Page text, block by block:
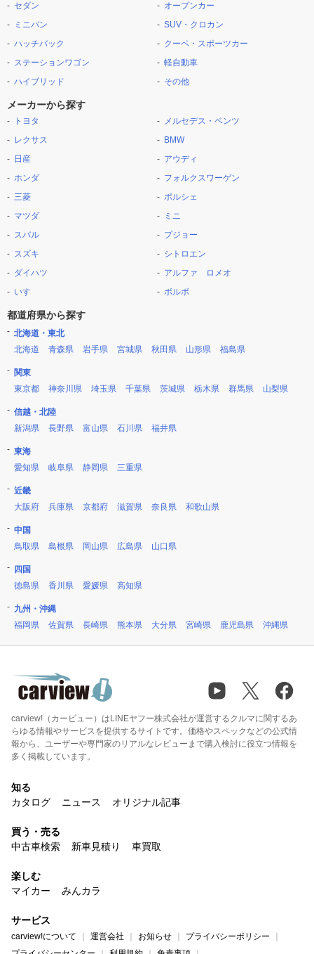
セダン
ミニバン
ハッチバック
ステーションワゴン
ハイブリッド
オープンカー
SUV・クロカン
クーペ・スポーツカー
軽自動車
その他
メーカーから探す
トヨタ
レクサス
日産
ホンダ
三菱
マツダ
スバル
スズキ
ダイハツ
いすゞ
メルセデス・ベンツ
BMW
アウディ
フォルクスワーゲン
ポルシェ
ミニ
プジョー
シトロエン
アルファ ロメオ
ボルボ
都道府県から探す
北海道・東北
北海道
青森県 岩手県 宮城県 秋田県 山形県 福島県
関東
東京都
神奈川県 埼玉県 千葉県 茨城県 栃木県 群馬県 山梨県
信越・北陸
新潟県
長野県 富山県 石川県 福井県
東海
愛知県
岐阜県 静岡県 三重県
近畿
大阪府
兵庫県 京都府 滋賀県 奈良県 和歌山県
中国
鳥取県
島根県 岡山県 広島県 山口県
四国
徳島県
香川県 愛媛県 高知県
九州・沖縄
福岡県
佐賀県 長崎県 熊本県 大分県 宮崎県 鹿児島県 沖縄県
carview!（カービュー）はLINEヤフー株式会社が運営するクルマに関するあ
らゆる情報やサービスを提供するサイトです。価格やスペックなどの公式情
報から、ユーザーや専門家のリアルなレビューまで購入検討に役立つ情報を
多く掲載しています。
知る
カタログ
ニュース オリジナル記事
買う・売る
中古車検索
新車見積り 車買取
楽しむ
マイカー
みんカラ
サービス
carview!について 運営会社 お知らせ
プライバシーポリシー